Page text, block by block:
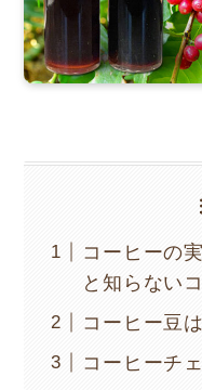
コーヒーの
と知らない
コーヒー豆
コーヒーチ